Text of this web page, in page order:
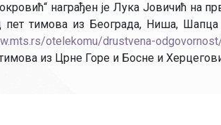
награђен је Лука Јовичић на
тимова из Београда, Ниша, Шапца
otelekomu/drustvena-
из Црне Горе и Босне и